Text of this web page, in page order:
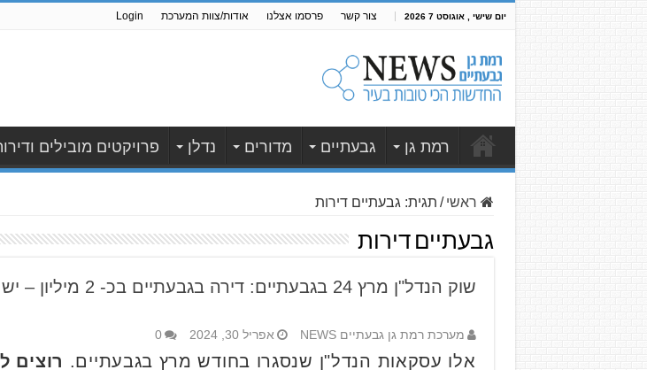
יום שישי , אוגוסט 7 2026 צור קשר פרסמו אצלנו אודות/צוות המערכת Login
רמת גן גבעתיים מדורים נדלן פרויקטים מובילים
ראשי / תגית: גבעתיים דירות
גבעתיים דירות
שוק הנדל"ן מרץ 24 בגבעתיים: דירה בגבעתיים בכ- 2 מיליון – יש חיה כזו
מערכת רמת גן גבעתיים NEWS אפריל 30, 2024 0
אלו עסקאות הנדל"ן שנסגרו בחודש מרץ בגבעתיים. רוצים